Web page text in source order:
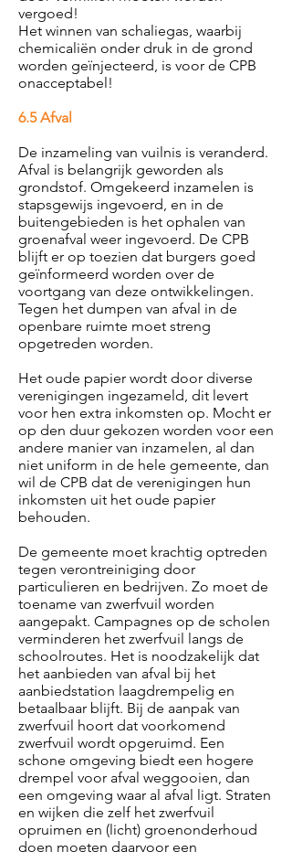
vergoed!
Het winnen van schaliegas, waarbij
chemicaliën onder druk in de grond
worden geïnjecteerd, is voor de CPB
onacceptabel!
6.5 Afval
De inzameling van vuilnis is veranderd.
Afval is belangrijk geworden als
grondstof. Omgekeerd inzamelen is
stapsgewijs ingevoerd, en in de
buitengebieden is het ophalen van
groenafval weer ingevoerd. De CPB
blijft er op toezien dat burgers goed
geïnformeerd worden over de
voortgang van deze ontwikkelingen.
Tegen het dumpen van afval in de
openbare ruimte moet streng
opgetreden worden.
Het oude papier wordt door diverse
verenigingen ingezameld, dit levert
voor hen extra inkomsten op. Mocht er
op den duur gekozen worden voor een
andere manier van inzamelen, al dan
niet uniform in de hele gemeente, dan
wil de CPB dat de verenigingen hun
inkomsten uit het oude papier
behouden.
De gemeente moet krachtig optreden
tegen verontreiniging door
particulieren en bedrijven. Zo moet de
toename van zwerfvuil worden
aangepakt. Campagnes op de scholen
verminderen het zwerfvuil langs de
schoolroutes. Het is noodzakelijk dat
het aanbieden van afval bij het
aanbiedstation laagdrempelig en
betaalbaar blijft. Bij de aanpak van
zwerfvuil hoort dat voorkomend
zwerfvuil wordt opgeruimd. Een
schone omgeving biedt een hogere
drempel voor afval weggooien, dan
een omgeving waar al afval ligt. Straten
en wijken die zelf het zwerfvuil
opruimen en (licht) groenonderhoud
doen moeten daarvoor een